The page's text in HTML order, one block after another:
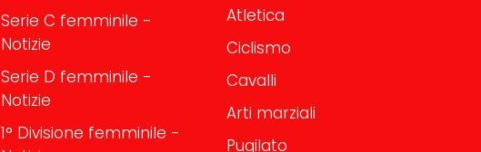
Serie C femminile -
Notizie
Serie D femminile -
Notizie
1° Divisione femminile -
Atletica
Ciclismo
Cavalli
Arti marziali
Pugilato